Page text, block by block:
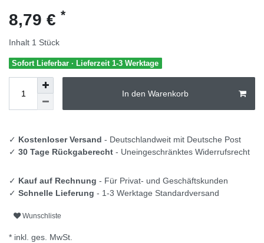
8,79 € *
Inhalt 1 Stück
Sofort Lieferbar · Lieferzeit 1-3 Werktage
In den Warenkorb
✓ Kostenloser Versand - Deutschlandweit mit Deutsche Post
✓ 30 Tage Rückgaberecht - Uneingeschränktes Widerrufsrecht
✓ Kauf auf Rechnung - Für Privat- und Geschäftskunden
✓ Schnelle Lieferung - 1-3 Werktage Standardversand
Wunschliste
* inkl. ges. MwSt.